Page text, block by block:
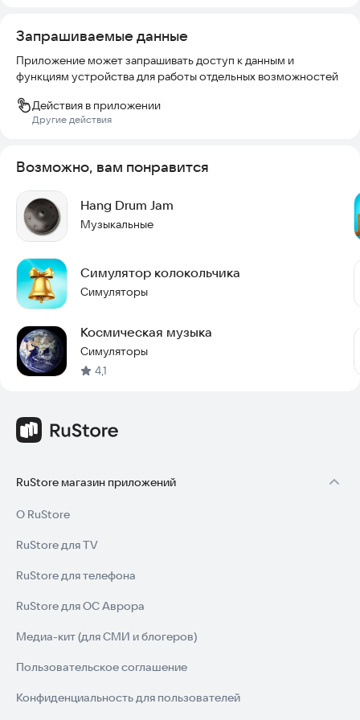
Запрашиваемые данные
Приложение может запрашивать доступ к данным и
функциям устройства для работы отдельных возможностей
Действия в приложении
Другие действия
Возможно, вам понравится
Hang Drum Jam
Музыкальные
Симулятор колокольчика
Симуляторы
Космическая музыка
Симуляторы
4,1
RuStore магазин приложений
О RuStore
RuStore для TV
RuStore для телефона
RuStore для ОС Аврора
Медиа-кит (для СМИ и блогеров)
Пользовательское соглашение
Конфиденциальность для пользователей